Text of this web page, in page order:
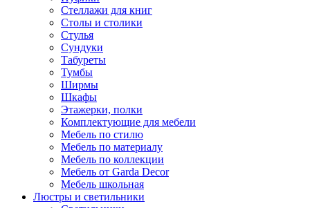
Стеллажи для книг
Столы и столики
Стулья
Сундуки
Табуреты
Тумбы
Ширмы
Шкафы
Этажерки, полки
Комплектующие для мебели
Мебель по стилю
Мебель по материалу
Мебель по коллекции
Мебель от Garda Decor
Мебель школьная
Люстры и светильники